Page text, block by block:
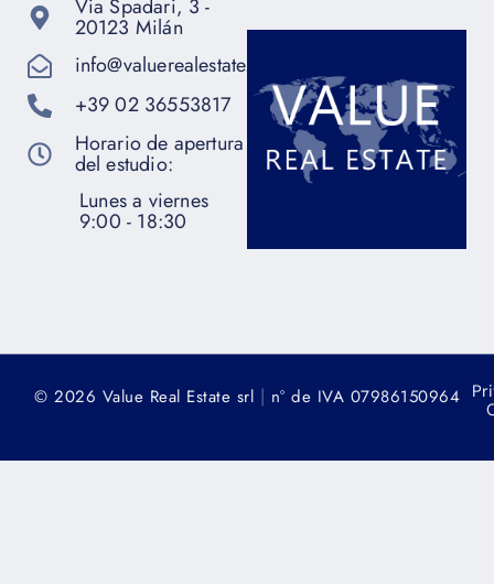
Via Spadari, 3 -
20123 Milán
info@valuerealestate.it
+39 02 36553817
Horario de apertura
del estudio:
Lunes a viernes
9:00 - 18:30
© 2026 Value Real Estate srl | n° de IVA 07986150964